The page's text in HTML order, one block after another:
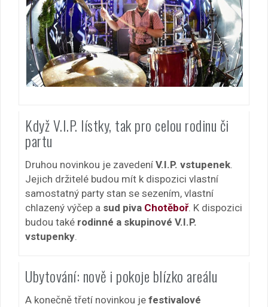
Když V.I.P. lístky, tak pro celou rodinu či
partu
Druhou novinkou je zavedení V.I.P. vstupenek
Jejich držitelé budou mít k dispozici vlastní
samostatný party stan se sezením, vlastní
chlazený výčep a sud piva Chotěboř. K dispozici
budou také rodinné a skupinové V.I.P.
vstupenky
Ubytování: nově i pokoje blízko areálu
A konečně třetí novinkou je festivalové